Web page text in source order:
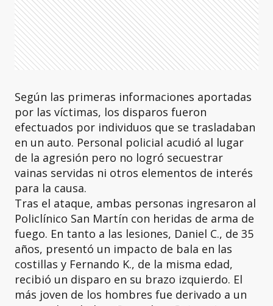
Según las primeras informaciones aportadas
por las víctimas, los disparos fueron
efectuados por individuos que se trasladaban
en un auto. Personal policial acudió al lugar
de la agresión pero no logró secuestrar
vainas servidas ni otros elementos de interés
para la causa.
Tras el ataque, ambas personas ingresaron al
Policlínico San Martín con heridas de arma de
fuego. En tanto a las lesiones, Daniel C., de 35
años, presentó un impacto de bala en las
costillas y Fernando K., de la misma edad,
recibió un disparo en su brazo izquierdo. El
más joven de los hombres fue derivado a un